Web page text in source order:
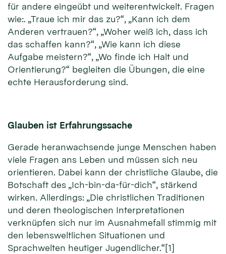
für andere eingeübt und weiterentwickelt. Fragen
wie:. „Traue ich mir das zu?“, „Kann ich dem
Anderen vertrauen?“, „Woher weiß ich, dass ich
das schaffen kann?“, „Wie kann ich diese
Aufgabe meistern?“, „Wo finde ich Halt und
Orientierung?“ begleiten die Übungen, die eine
echte Herausforderung sind.
Glauben ist Erfahrungssache
Gerade heranwachsende junge Menschen haben
viele Fragen ans Leben und müssen sich neu
orientieren. Dabei kann der christliche Glaube, die
Botschaft des „Ich-bin-da-für-dich“, stärkend
wirken. Allerdings: „Die christlichen Traditionen
und deren theologischen Interpretationen
verknüpfen sich nur im Ausnahmefall stimmig mit
den lebensweltlichen Situationen und
Sprachwelten heutiger Jugendlicher.“[1]